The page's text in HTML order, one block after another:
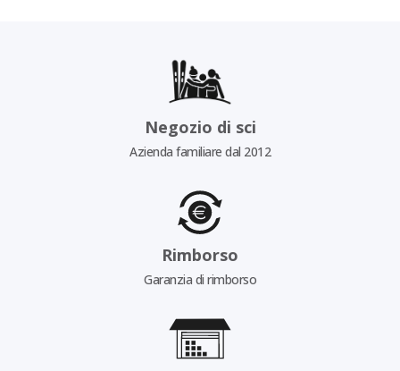
Negozio di sci
Azienda familiare dal 2012
Rimborso
Garanzia di rimborso